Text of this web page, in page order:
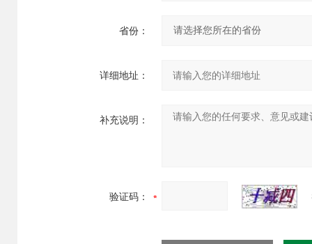
省份：
详细地址：
补充说明：
验证码：